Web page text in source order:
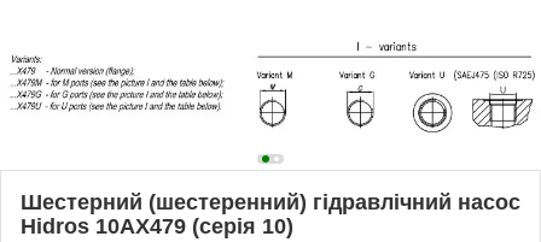
Шестерний (шестеренний) гідравлічний насос
Hidros 10АХ479 (серія 10)